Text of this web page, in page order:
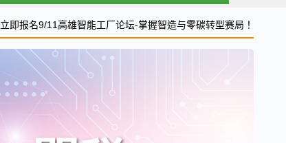
立即报名9/11高雄智能工厂论坛-掌握智造与零碳转型赛局！